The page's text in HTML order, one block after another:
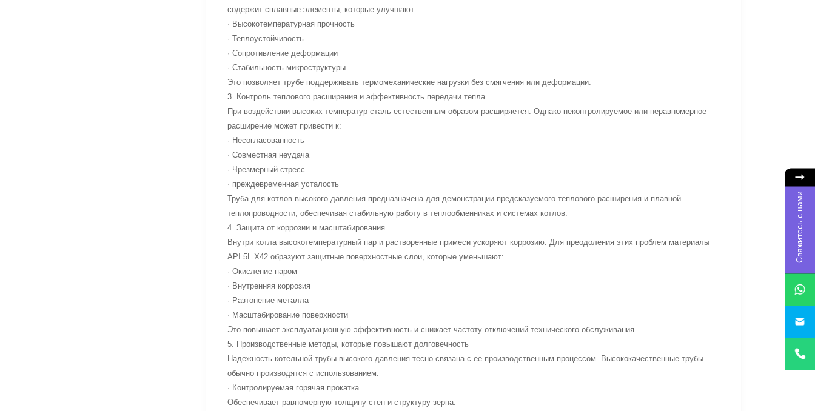
содержит сплавные элементы, которые улучшают:
· Высокотемпературная прочность
· Теплоустойчивость
· Сопротивление деформации
· Стабильность микроструктуры
Это позволяет трубе поддерживать термомеханические нагрузки без смягчения или деформации.
3. Контроль теплового расширения и эффективность передачи тепла
При воздействии высоких температур сталь естественным образом расширяется. Однако неконтролируемое или неравномерное
расширение может привести к:
· Несогласованность
· Совместная неудача
· Чрезмерный стресс
· преждевременная усталость
Труба для котлов высокого давления предназначена для демонстрации предсказуемого теплового расширения и плавной
теплопроводности, обеспечивая стабильную работу в теплообменниках и системах котлов.
4. Защита от коррозии и масштабирования
Внутри котла высокотемпературный пар и растворенные примеси ускоряют коррозию. Для преодоления этих проблем материалы
API 5L X42 образуют защитные поверхностные слои, которые уменьшают:
· Окисление паром
· Внутренняя коррозия
· Разтонение металла
· Масштабирование поверхности
Это повышает эксплуатационную эффективность и снижает частоту отключений технического обслуживания.
5. Производственные методы, которые повышают долговечность
Надежность котельной трубы высокого давления тесно связана с ее производственным процессом. Высококачественные трубы
обычно производятся с использованием:
· Контролируемая горячая прокатка
Обеспечивает равномерную толщину стен и структуру зерна.
Свяжитесь с нами